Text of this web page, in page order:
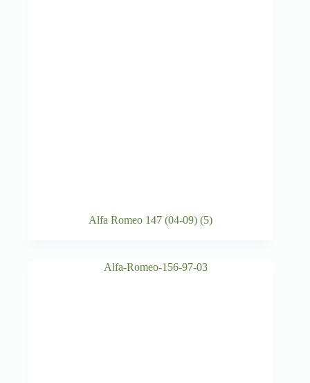
Alfa Romeo 147 (04-09) (5)